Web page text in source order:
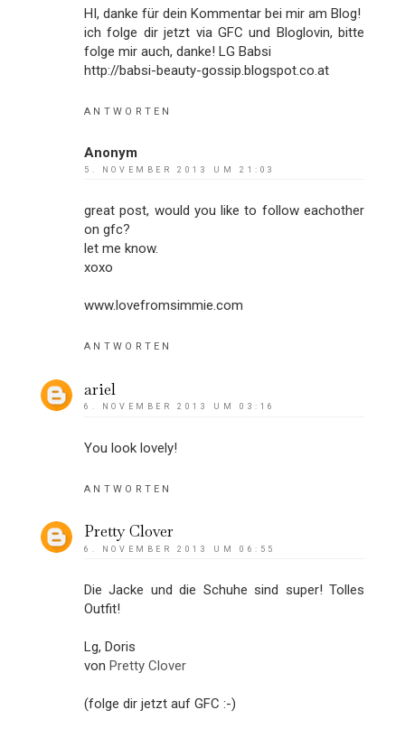
HI, danke für dein Kommentar bei mir am Blog!
ich folge dir jetzt via GFC und Bloglovin, bitte
folge mir auch, danke! LG Babsi
http://babsi-beauty-gossip.blogspot.co.at
ANTWORTEN
Anonym
5. NOVEMBER 2013 UM 21:03
great post, would you like to follow eachother
on gfc?
let me know.
xoxo
www.lovefromsimmie.com
ANTWORTEN
ariel
6. NOVEMBER 2013 UM 03:16
You look lovely!
ANTWORTEN
Pretty Clover
6. NOVEMBER 2013 UM 06:55
Die Jacke und die Schuhe sind super! Tolles
Outfit!
Lg, Doris
von Pretty Clover
(folge dir jetzt auf GFC :-)